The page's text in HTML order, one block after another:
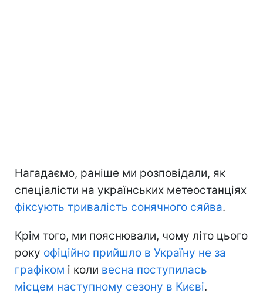
Нагадаємо, раніше ми розповідали, як
спеціалісти на українських метеостанціях
фіксують тривалість сонячного сяйва.
Крім того, ми пояснювали, чому літо цього
року офіційно прийшло в Україну не за
графіком і коли весна поступилась
місцем наступному сезону в Києві.